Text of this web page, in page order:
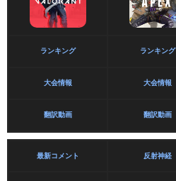
ランキング ランキング
大会情報 大会情報
翻訳動画 翻訳動画
最新コメント 反射神経